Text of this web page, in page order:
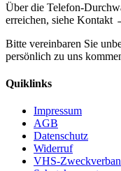
Über die Telefon-
erreichen, siehe Kontakt
Bitte vereinbaren Sie
persönlich zu uns
Quiklinks
Impressum
AGB
Datenschutz
Widerruf
VHS-